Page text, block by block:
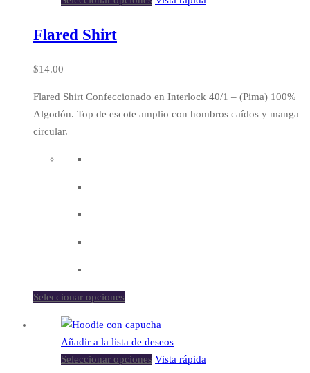
Flared Shirt
$14.00
Flared Shirt Confeccionado en Interlock 40/1 – (Pima) 100%
Algodón. Top de escote amplio con hombros caídos y manga
circular.
Seleccionar opciones
Añadir a la lista de deseos
Seleccionar opciones Vista rápida